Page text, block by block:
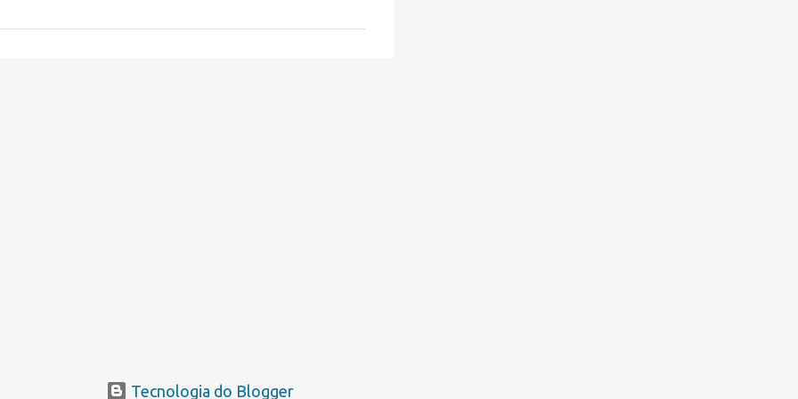
Tecnologia do Blogger